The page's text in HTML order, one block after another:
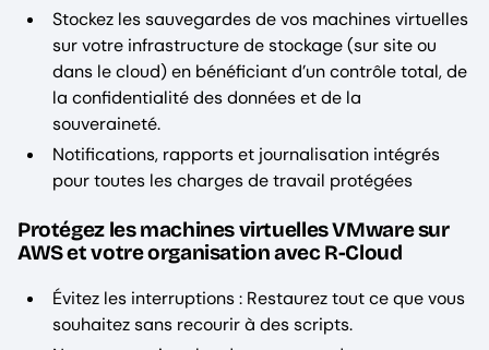
Stockez les sauvegardes de vos machines virtuelles
sur votre infrastructure de stockage (sur site ou
dans le cloud) en bénéficiant d’un contrôle total, de
la confidentialité des données et de la
souveraineté.
Notifications, rapports et journalisation intégrés
pour toutes les charges de travail protégées
Protégez les machines virtuelles VMware sur
AWS et votre organisation avec R-Cloud
Évitez les interruptions : Restaurez tout ce que vous
souhaitez sans recourir à des scripts.